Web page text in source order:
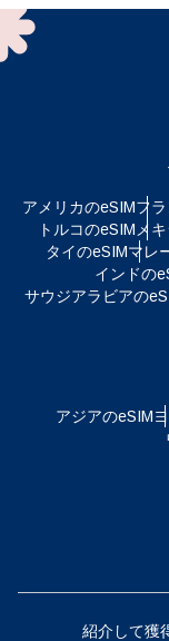
アメリカのeSIMフ
トルコのeSIM メ
タイのeSIMマレ
インドの
サウジアラビアの
アジアのeSIM
紹介して獲